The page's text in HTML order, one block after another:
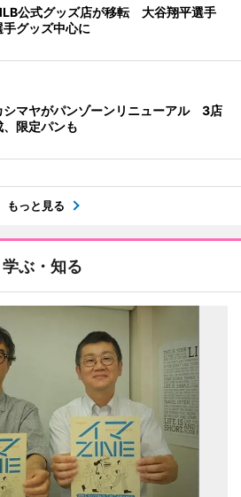
公式グッズ店が移転 大谷翔平選手
手グッズ中心に
シマヤがパンゾーンリニューアル 3店
限定パンも
もっと見る
学ぶ・知る